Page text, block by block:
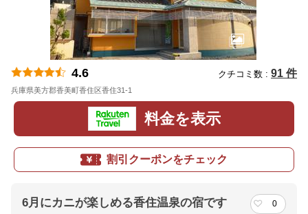
4.6 クチコミ数 : 91 件
兵庫県美方郡香美町香住区香住31-1
料金を表示
割引クーポンをチェック
6月にカニが楽しめる香住温泉の宿です 0